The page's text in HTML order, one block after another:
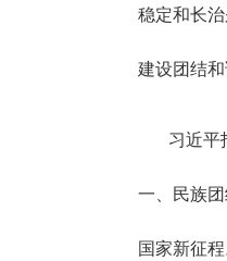
稳定和长
建设团结
习近平
一、民族
国家新征